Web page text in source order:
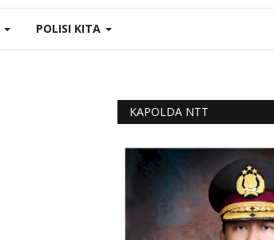
POLISI KITA
KAPOLDA NTT